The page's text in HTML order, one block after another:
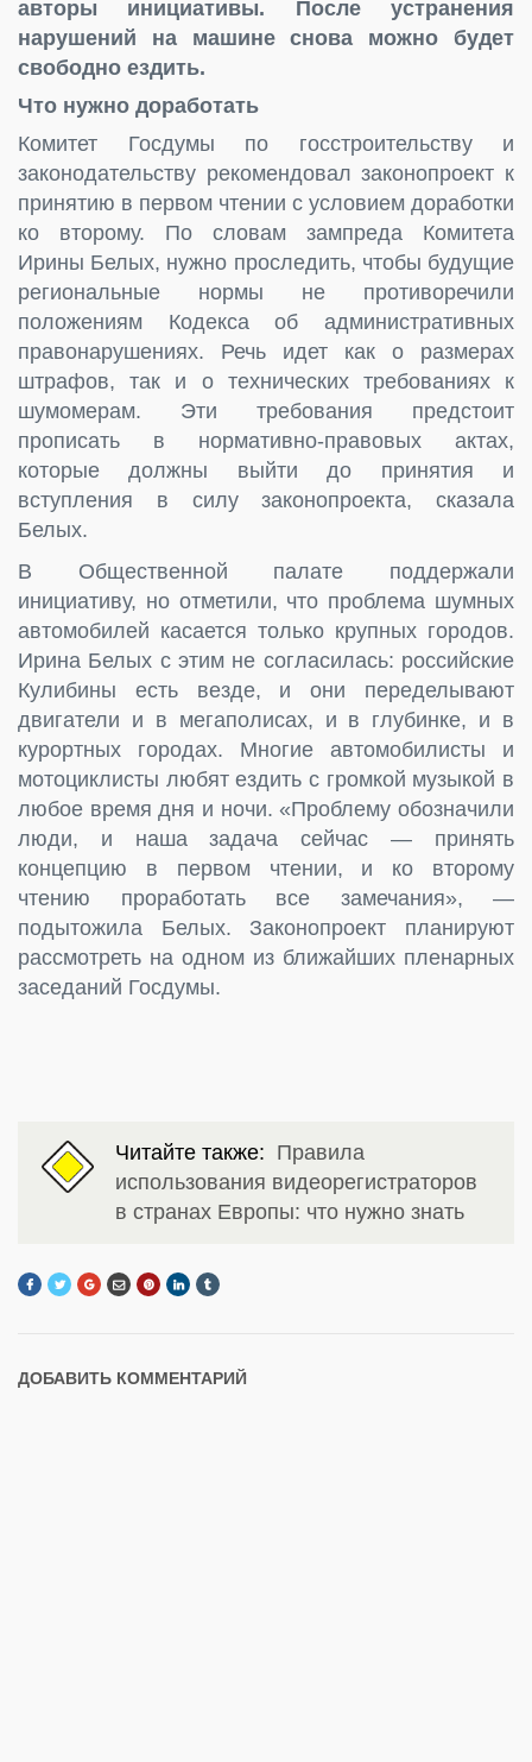
авторы инициативы. После устранения
нарушений на машине снова можно будет
свободно ездить.
Что нужно доработать
Комитет Госдумы по госстроительству и
законодательству рекомендовал законопроект к
принятию в первом чтении с условием доработки
ко второму. По словам зампреда Комитета
Ирины Белых, нужно проследить, чтобы будущие
региональные нормы не противоречили
положениям Кодекса об административных
правонарушениях. Речь идет как о размерах
штрафов, так и о технических требованиях к
шумомерам. Эти требования предстоит
прописать в нормативно-правовых актах,
которые должны выйти до принятия и
вступления в силу законопроекта, сказала
Белых.
В Общественной палате поддержали
инициативу, но отметили, что проблема шумных
автомобилей касается только крупных городов.
Ирина Белых с этим не согласилась: российские
Кулибины есть везде, и они переделывают
двигатели и в мегаполисах, и в глубинке, и в
курортных городах. Многие автомобилисты и
мотоциклисты любят ездить с громкой музыкой в
любое время дня и ночи. «Проблему обозначили
люди, и наша задача сейчас — принять
концепцию в первом чтении, и ко второму
чтению проработать все замечания», —
подытожила Белых. Законопроект планируют
рассмотреть на одном из ближайших пленарных
заседаний Госдумы.
Читайте также: Правила
использования видеорегистраторов
в странах Европы: что нужно знать
ДОБАВИТЬ КОММЕНТАРИЙ